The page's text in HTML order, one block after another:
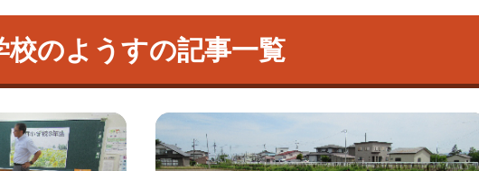
校のようすの記事一覧